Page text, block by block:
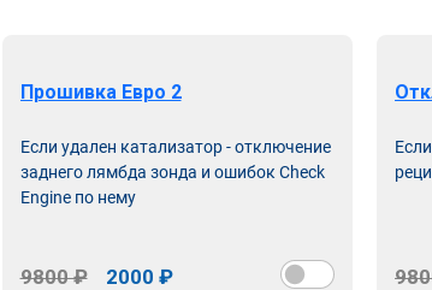
Прошивка Евро 2
Если удален катализатор - отключение
заднего лямбда зонда и ошибок Check
Engine по нему
9800 ₽ 2000 ₽